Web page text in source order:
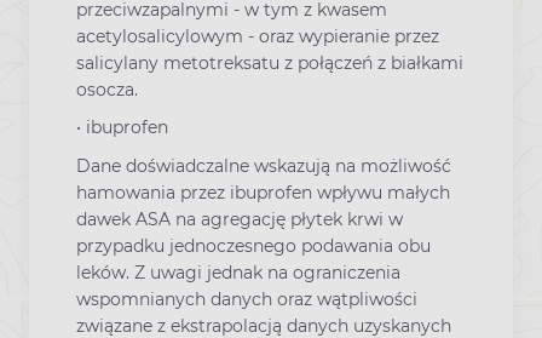
przeciwzapalnymi - w tym z kwasem
acetylosalicylowym - oraz wypieranie przez
salicylany metotreksatu z połączeń z białkami
osocza.
• ibuprofen
Dane doświadczalne wskazują na możliwość
hamowania przez ibuprofen wpływu małych
dawek ASA na agregację płytek krwi w
przypadku jednoczesnego podawania obu
leków. Z uwagi jednak na ograniczenia
wspomnianych danych oraz wątpliwości
związane z ekstrapolacją danych uzyskanych